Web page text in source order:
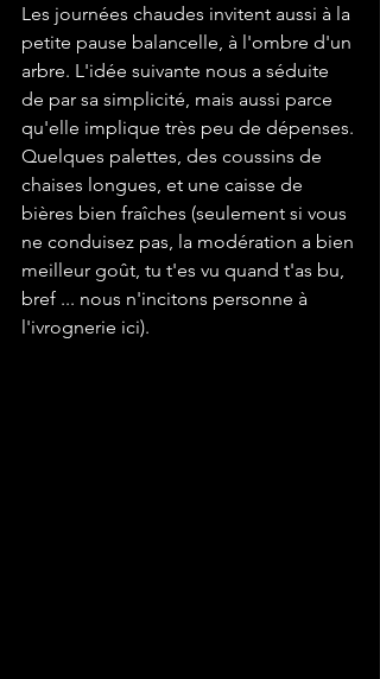
Les journées chaudes invitent aussi à la
petite pause balancelle, à l'ombre d'un
arbre. L'idée suivante nous a séduite
de par sa simplicité, mais aussi parce
qu'elle implique très peu de dépenses.
Quelques palettes, des coussins de
chaises longues, et une caisse de
bières bien fraîches (seulement si vous
ne conduisez pas, la modération a bien
meilleur goût, tu t'es vu quand t'as bu,
bref ... nous n'incitons personne à
l'ivrognerie ici).